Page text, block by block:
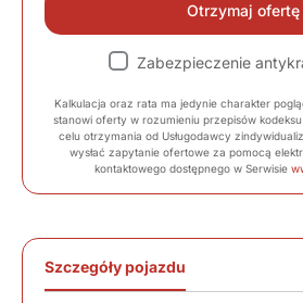
Otrzymaj ofertę
Zabezpieczenie
Kalkulacja oraz rata ma jedynie charakter
stanowi oferty w rozumieniu przepisów
celu otrzymania od Usługodawcy
wysłać zapytanie ofertowe za pomocą
kontaktowego dostępnego w Serwisie
Szczegóły pojazdu